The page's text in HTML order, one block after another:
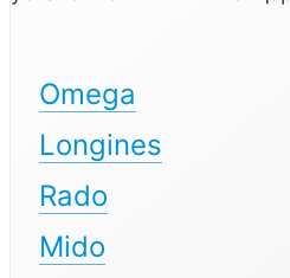
Omega
Longines
Rado
Mido